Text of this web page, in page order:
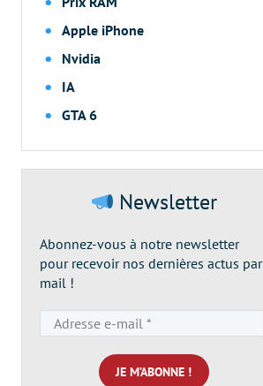
Apple iPhone
Nvidia
IA
GTA 6
Newsletter
Abonnez-vous à notre newsletter
pour recevoir nos dernières actus par
mail !
e-
mail
*